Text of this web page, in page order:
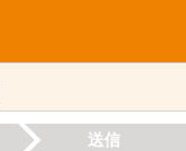
送信